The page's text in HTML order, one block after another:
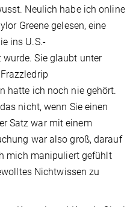
Neulich habe ich online
Greene gelesen, eine
ins U.S.-
Sie glaubt unter
hatte ich noch nie gehört.
nicht, wenn Sie einen
Satz war mit einem
war also groß, darauf
mich manipuliert gefühlt
Nichtwissen zu